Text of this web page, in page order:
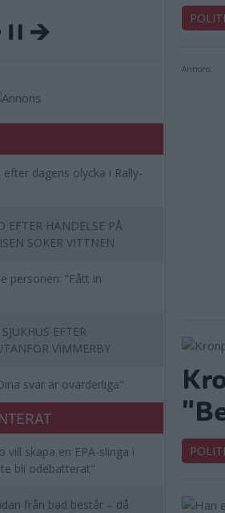
efter dagens olycka i Rally-
EFTER HÄNDELSE PÅ
SÖKER VITTNEN
personen: ”Fått in
EFTER
VIMMERBY
svar är ovärderliga"
vill skapa en EPA-slinga i
bli odebatterat"
från bad består – då
Annons: